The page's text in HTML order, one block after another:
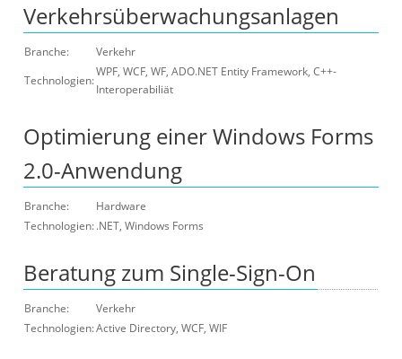
Verkehrsüberwachungsanlagen
Branche:
Verkehr
Technologien:
WPF, WCF, WF, ADO.NET Entity Framework, C++-
Interoperabiliät
Optimierung einer Windows Forms
2.0-Anwendung
Branche:
Hardware
Technologien:.NET, Windows Forms
Beratung zum Single-Sign-On
Branche:
Verkehr
Technologien:Active Directory, WCF, WIF